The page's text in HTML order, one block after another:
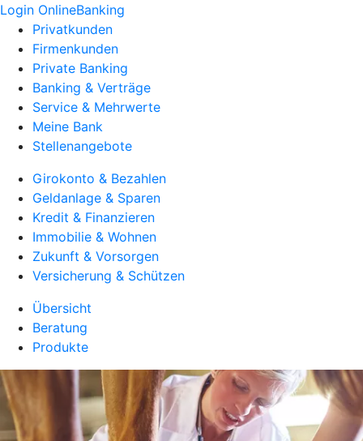
Login OnlineBanking
Privatkunden
Firmenkunden
Private Banking
Banking & Verträge
Service & Mehrwerte
Meine Bank
Stellenangebote
Girokonto & Bezahlen
Geldanlage & Sparen
Kredit & Finanzieren
Immobilie & Wohnen
Zukunft & Vorsorgen
Versicherung & Schützen
Übersicht
Beratung
Produkte